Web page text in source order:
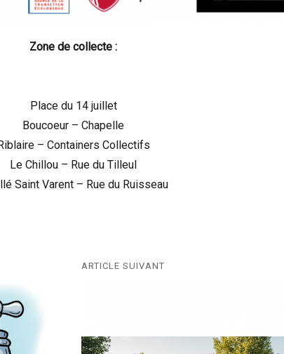
Zone de collecte :
Place du 14 juillet
Boucoeur – Chapelle
– Containers Collectifs
Le Chillou – Rue du Tilleul
Saint Varent – Rue du Ruisseau
ARTICLE SUIVANT